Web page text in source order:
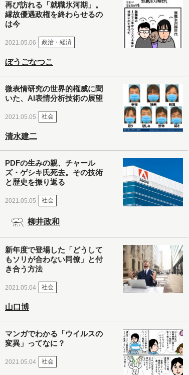
再び訪れる「就職氷河期」。
縁故優遇政権を終わらせるの
は今
2021.05.06 政治・経済
ぼうごなつこ
微表情研究の世界的権威に聞
いた、AI表情分析技術の展望
2021.05.05 社会
清水建二
PDFの生みの親、チャール
ズ・ゲシキ氏死去。その技術
と歴史を振り返る
2021.05.05 社会
柳井政和
新年度で登場した「どうして
もソリが合わない同僚」と付
き合う方法
2021.05.04 社会
山口博
マンガでわかる「ウイルスの
変異」ってなに？
2021.05.04 社会